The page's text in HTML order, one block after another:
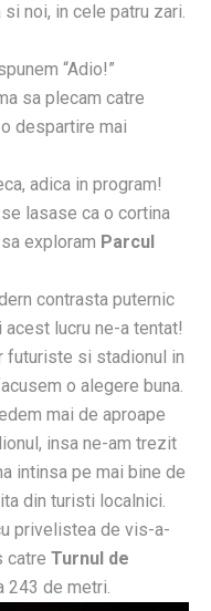
noi, in cele patru zari.
“Adio!”
sa plecam catre
despartire mai
adica in program!
lasase ca o cortina
exploram Parcul
contrasta puternic
lucru ne-a tentat!
futuriste si stadionul in
o alegere buna.
mai de aproape
insa ne-am trezit
intinsa pe mai bine de
din turisti localnici.
privelistea de vis-a-
catre Turnul de
243 de metri.